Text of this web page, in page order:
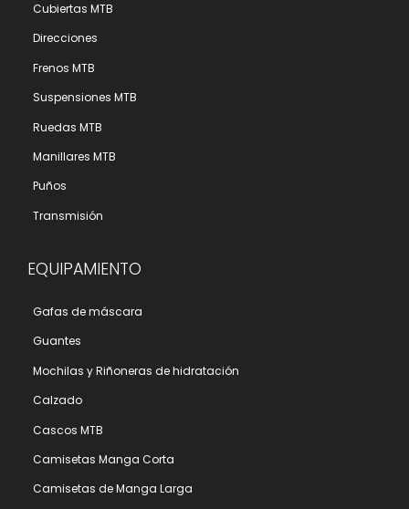
Cubiertas MTB
Direcciones
Frenos MTB
Suspensiones MTB
Ruedas MTB
Manillares MTB
Puños
Transmisión
EQUIPAMIENTO
Gafas de máscara
Guantes
Mochilas y Riñoneras de hidratación
Calzado
Cascos MTB
Camisetas Manga Corta
Camisetas de Manga Larga